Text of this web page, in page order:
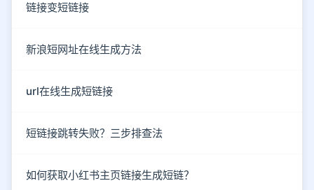
链接变短链接
新浪短网址在线生成方法
url在线生成短链接
短链接跳转失败？三步排查法
如何获取小红书主页链接生成短链？